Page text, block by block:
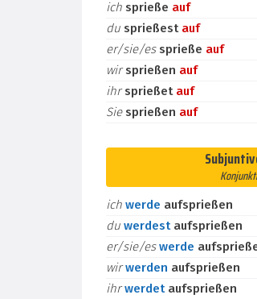
ich sprieße auf
du sprießest auf
er/sie/es sprieße auf
wirsprießen auf
ihrsprießet auf
Sie sprießen auf
ich werde aufsprießen
du werdest aufsprießen
er/sie/eswerde
wirwerden aufsprießen
ihrwerdet aufsprießen